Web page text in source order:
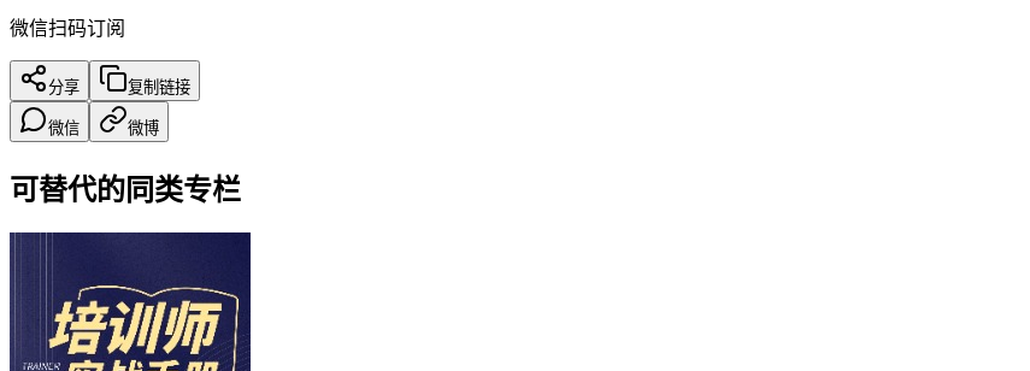
微信扫码订阅
分享 复制链接
微信 微博
可替代的同类专栏